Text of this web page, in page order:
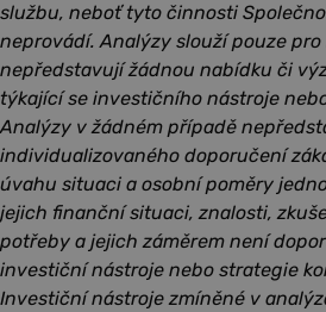
službu, neboť tyto činnosti
neprovádí. Analýzy slouží pouze
nepředstavují žádnou nabídku či
týkající se investičního nástroje
Analýzy v žádném případě
individualizovaného doporučení
úvahu situaci a osobní poměry
jejich finanční situaci, znalosti,
potřeby a jejich záměrem není
investiční nástroje nebo strategie
Investiční nástroje zmíněné v